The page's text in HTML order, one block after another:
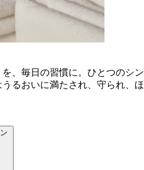
、毎日の習慣に。ひとつのシン
るおいに満たされ、守られ、ほ